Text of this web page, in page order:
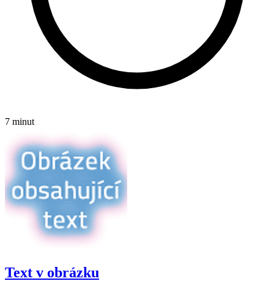
7 minut
Text v obrázku